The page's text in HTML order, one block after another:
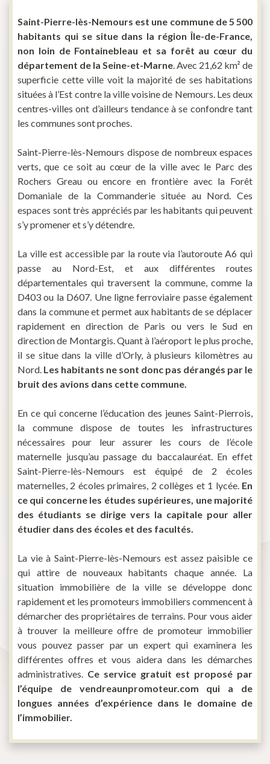
Saint-Pierre-lès-Nemours est une commune de 5 500
habitants qui se situe dans la région Île-de-France,
non loin de Fontainebleau et sa forêt au cœur du
département de la Seine-et-Marne. Avec 21,62 km² de
superficie cette ville voit la majorité de ses habitations
situées à l’Est contre la ville voisine de Nemours. Les deux
centres-villes ont d’ailleurs tendance à se confondre tant
les communes sont proches.
Saint-Pierre-lès-Nemours dispose de nombreux espaces
verts, que ce soit au cœur de la ville avec le Parc des
Rochers Greau ou encore en frontière avec la Forêt
Domaniale de la Commanderie située au Nord. Ces
espaces sont très appréciés par les habitants qui peuvent
s’y promener et s’y détendre.
La ville est accessible par la route via l’autoroute A6 qui
passe au Nord-Est, et aux différentes routes
départementales qui traversent la commune, comme la
D403 ou la D607. Une ligne ferroviaire passe également
dans la commune et permet aux habitants de se déplacer
rapidement en direction de Paris ou vers le Sud en
direction de Montargis. Quant à l’aéroport le plus proche,
il se situe dans la ville d’Orly, à plusieurs kilomètres au
Nord. Les habitants ne sont donc pas dérangés par le
bruit des avions dans cette commune.
En ce qui concerne l’éducation des jeunes Saint-Pierrois,
la commune dispose de toutes les infrastructures
nécessaires pour leur assurer les cours de l’école
maternelle jusqu’au passage du baccalauréat. En effet
Saint-Pierre-lès-Nemours est équipé de 2 écoles
maternelles, 2 écoles primaires, 2 collèges et 1 lycée. En
ce qui concerne les études supérieures, une majorité
des étudiants se dirige vers la capitale pour aller
étudier dans des écoles et des facultés.
La vie à Saint-Pierre-lès-Nemours est assez paisible ce
qui attire de nouveaux habitants chaque année. La
situation immobilière de la ville se développe donc
rapidement et les promoteurs immobiliers commencent à
démarcher des propriétaires de terrains. Pour vous aider
à trouver la meilleure offre de promoteur immobilier
vous pouvez passer par un expert qui examinera les
différentes offres et vous aidera dans les démarches
administratives. Ce service gratuit est proposé par
l’équipe de vendreaunpromoteur.com qui a de
longues années d’expérience dans le domaine de
l’immobilier.